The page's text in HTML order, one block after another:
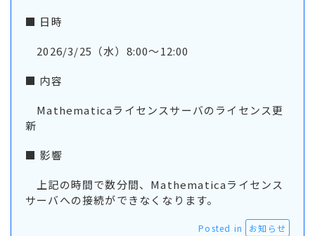
■ 日時
2026/3/25（水）8:00～12:00
■ 内容
Mathematicaライセンスサーバのライセンス更
新
■ 影響
上記の時間で数分間、Mathematicaライセンス
サーバへの接続ができなくなります。
Posted in お知らせ